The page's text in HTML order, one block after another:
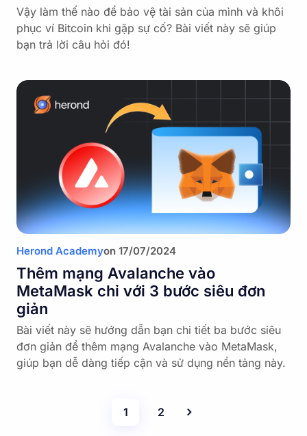
Vậy làm thế nào để bảo vệ tài sản của mình và khôi
phục ví Bitcoin khi gặp sự cố? Bài viết này sẽ giúp
bạn trả lời câu hỏi đó!
Herond Academyon 17/07/2024
Thêm mạng Avalanche vào
MetaMask chỉ với 3 bước siêu đơn
giản
Bài viết này sẽ hướng dẫn bạn chi tiết ba bước siêu
đơn giản để thêm mạng Avalanche vào MetaMask,
giúp bạn dễ dàng tiếp cận và sử dụng nền tảng này.
1 2